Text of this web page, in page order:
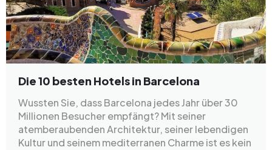
Die 10 besten Hotels in Barcelona
Wussten Sie, dass Barcelona jedes Jahr über 30
Millionen Besucher empfängt? Mit seiner
atemberaubenden Architektur, seiner lebendigen
Kultur und seinem mediterranen Charme ist es kein